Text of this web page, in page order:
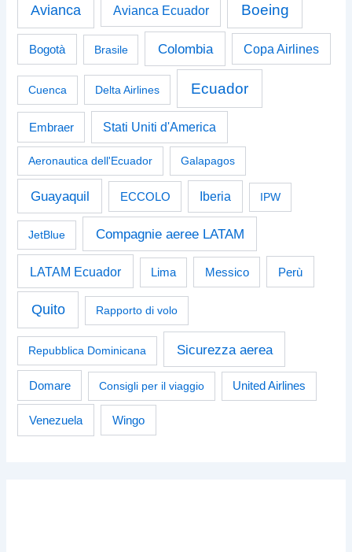
Avianca Avianca Ecuador Boeing
Bogotà Brasile Colombia Copa Airlines
Cuenca Delta Airlines Ecuador
Embraer Stati Uniti d'America
Aeronautica dell'Ecuador Galapagos
Guayaquil ECCOLO Iberia IPW
JetBlue Compagnie aeree LATAM
LATAM Ecuador Lima Messico Perù
Quito Rapporto di volo
Repubblica Dominicana Sicurezza aerea
Domare Consigli per il viaggio United Airlines
Venezuela Wingo